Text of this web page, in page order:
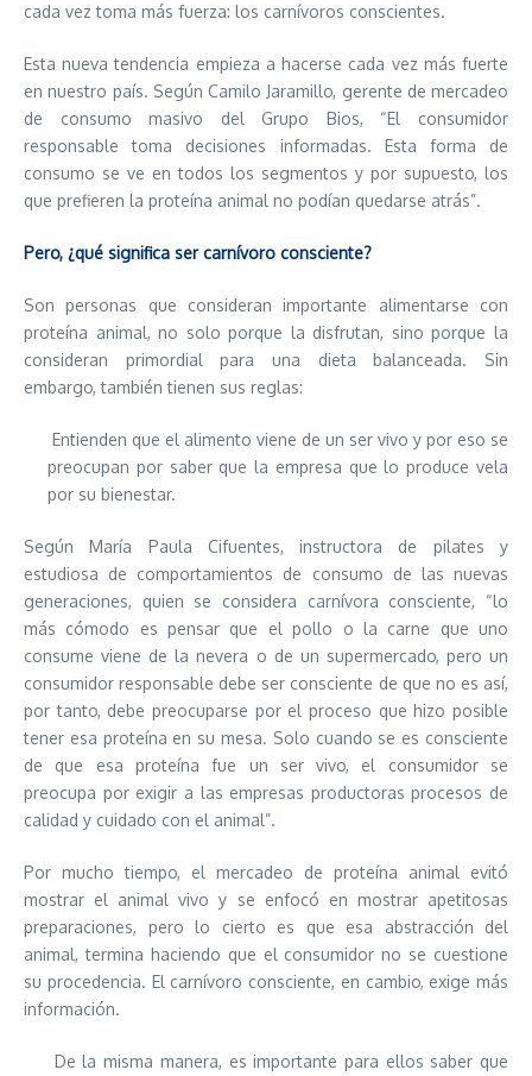
cada vez toma más fuerza: los carnívoros conscientes.
Esta nueva tendencia empieza a hacerse cada vez más fuerte
en nuestro país. Según Camilo Jaramillo, gerente de mercadeo
de consumo masivo del Grupo Bios, “El consumidor
responsable toma decisiones informadas. Esta forma de
consumo se ve en todos los segmentos y por supuesto, los
que prefieren la proteína animal no podían quedarse atrás”.
Pero, ¿qué significa ser carnívoro consciente?
Son personas que consideran importante alimentarse con
proteína animal, no solo porque la disfrutan, sino porque la
consideran primordial para una dieta balanceada. Sin
embargo, también tienen sus reglas:
Entienden que el alimento viene de un ser vivo y por eso se
preocupan por saber que la empresa que lo produce vela
por su bienestar.
Según María Paula Cifuentes, instructora de pilates y
estudiosa de comportamientos de consumo de las nuevas
generaciones, quien se considera carnívora consciente, “lo
más cómodo es pensar que el pollo o la carne que uno
consume viene de la nevera o de un supermercado, pero un
consumidor responsable debe ser consciente de que no es así,
por tanto, debe preocuparse por el proceso que hizo posible
tener esa proteína en su mesa. Solo cuando se es consciente
de que esa proteína fue un ser vivo, el consumidor se
preocupa por exigir a las empresas productoras procesos de
calidad y cuidado con el animal”.
Por mucho tiempo, el mercadeo de proteína animal evitó
mostrar el animal vivo y se enfocó en mostrar apetitosas
preparaciones, pero lo cierto es que esa abstracción del
animal, termina haciendo que el consumidor no se cuestione
su procedencia. El carnívoro consciente, en cambio, exige más
información.
De la misma manera, es importante para ellos saber que